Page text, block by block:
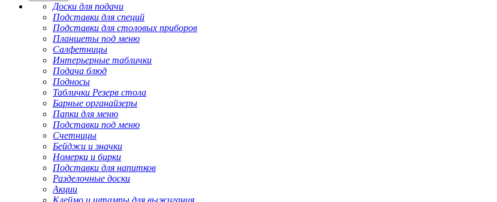
Доски для подачи
Подставки для специй
Подставки для столовых приборов
Планшеты под меню
Салфетницы
Интерьерные таблички
Подача блюд
Подносы
Таблички Резерв стола
Барные органайзеры
Папки для меню
Подставки под меню
Счетницы
Бейджи и значки
Номерки и бирки
Подставки для напитков
Разделочные доски
Акции
Клеймо и штампы для выжигания